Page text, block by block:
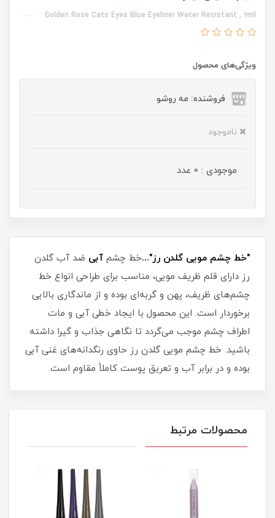
Golden Rose Cats Eyes Blue Eyeliner Water Resistant , 6ml
ویژگی‌های محصول
فروشنده: مه رو‌شو
ناموجود
موجودی : 0 عدد
"خط چشم مویی گلدن رز"...خط چشم آبی ضد آب گلدن
رز دارای قلم ظریف مویی، مناسب برای طراحی انواع خط
چشم‌های ظریف، پهن و گربه‌ای بوده و از ماندگاری بالایی
برخوردار است. این محصول با ایجاد خطی آبی و مات
اطراف چشم موجب می‌گردد تا نگاهی جذاب و گیرا داشته
باشید. خط چشم مویی گلدن رز حاوی رنگدانه‌های غنی آبی
بوده و در برابر آب و تعریق پوست کاملاً مقاوم است.
محصولات مرتبط